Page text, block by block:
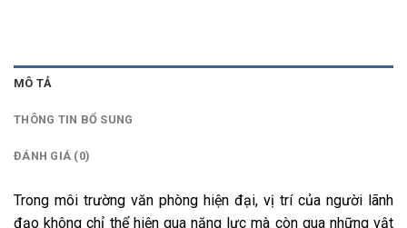
MÔ TẢ
THÔNG TIN BỔ SUNG
ĐÁNH GIÁ (0)
Trong môi trường văn phòng hiện đại, vị trí của người lãnh
đạo không chỉ thể hiện qua năng lực mà còn qua những vật